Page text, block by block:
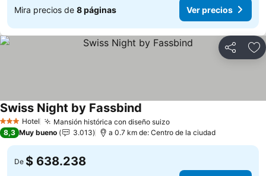
Mira precios de 8 páginas Ver precios
Compartir
3 Estrellas
Hotel Mansión histórica con diseño suizoVer precios
Swiss Night by Fassbind
8,3 Muy bueno 3.013 a 0.7 km de: Centro de la ciudad
De $ 638.238